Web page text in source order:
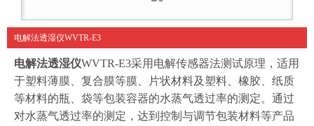
电解法透湿仪WVTR-E3
电解法透湿仪WVTR-E3采用电解传感器法测试原理，适用
于塑料薄膜、复合膜等膜、片状材料及塑料、橡胶、纸质
等材料的瓶、袋等包装容器的水蒸气透过率的测定。通过
对水蒸气透过率的测定，达到控制与调节包装材料等产品